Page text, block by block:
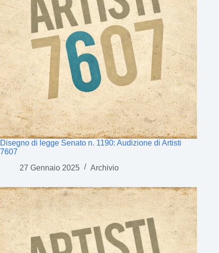
Disegno di legge Senato n. 1190: Audizione di Artisti
7607
27 Gennaio 2025
Archivio